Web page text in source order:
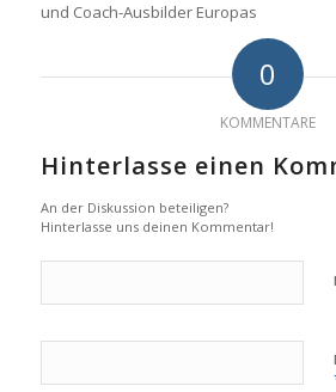
und Coach-Ausbilder Europas
0
KOMMENTARE
Hinterlasse einen
An der Diskussion beteiligen?
Hinterlasse uns deinen Kommentar!